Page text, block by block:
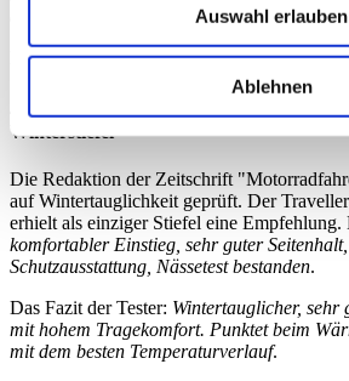
Auswahl erlauben
Ablehnen
der Handhabung und robust – der perfekte
Motorrad | 09/2012
41. Auszeichung für daytona : Traveller
Winterstiefel
Die Redaktion der Zeitschrift
auf Wintertauglichkeit geprüft. Der
erhielt als einziger Stiefel eine Empfehlung.
komfortabler Einstieg, sehr guter
Schutzausstattung, Nässetest bestanden.
Das Fazit der Tester: Wintertauglicher, sehr
mit hohem Tragekomfort. Punktet beim
mit dem besten Temperaturverlauf.